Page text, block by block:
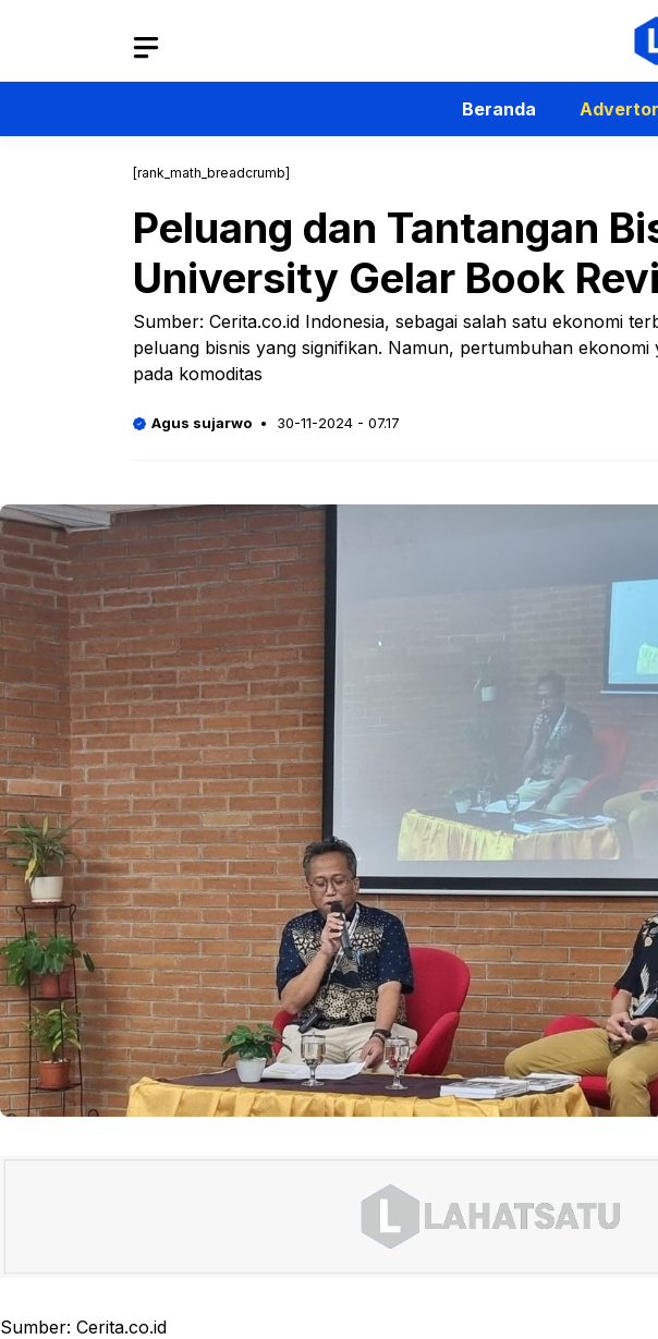
Beranda
[rank_math_breadcrumb]
Peluang dan Tantangan
University Gelar Book
Sumber: Cerita.co.id Indonesia, sebagai salah satu ekonomi
peluang bisnis yang signifikan. Namun, pertumbuhan
pada komoditas
Agus sujarwo 30-11-2024 - 07.17
Sumber: Cerita.co.id